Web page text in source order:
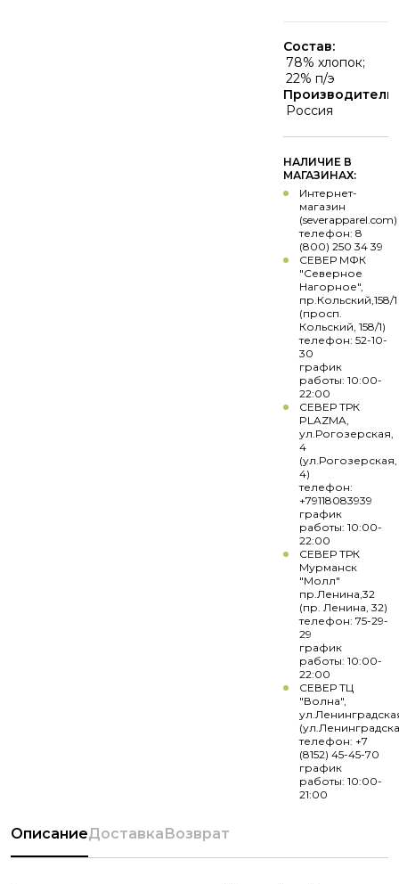
Состав:
78% хлопок;
22% п/э
Производитель:
Россия
НАЛИЧИЕ В
МАГАЗИНАХ:
Интернет-
магазин
(severapparel.com)
телефон: 8
(800) 250 34 39
СЕВЕР МФК
"Северное
Нагорное",
пр.Кольский,158/1
(просп.
Кольский, 158/1)
телефон: 52-10-
30
график
работы: 10:00-
22:00
СЕВЕР ТРК
PLAZMA,
ул.Рогозерская,
4
(ул.Рогозерская,
4)
телефон:
+79118083939
график
работы: 10:00-
22:00
СЕВЕР ТРК
Мурманск
"Молл"
пр.Ленина,32
(пр. Ленина, 32)
телефон: 75-29-
29
график
работы: 10:00-
22:00
СЕВЕР ТЦ
"Волна",
телефон: +7
(8152) 45-45-70
график
работы: 10:00-
21:00
ОписаниеДоставкаВозврат